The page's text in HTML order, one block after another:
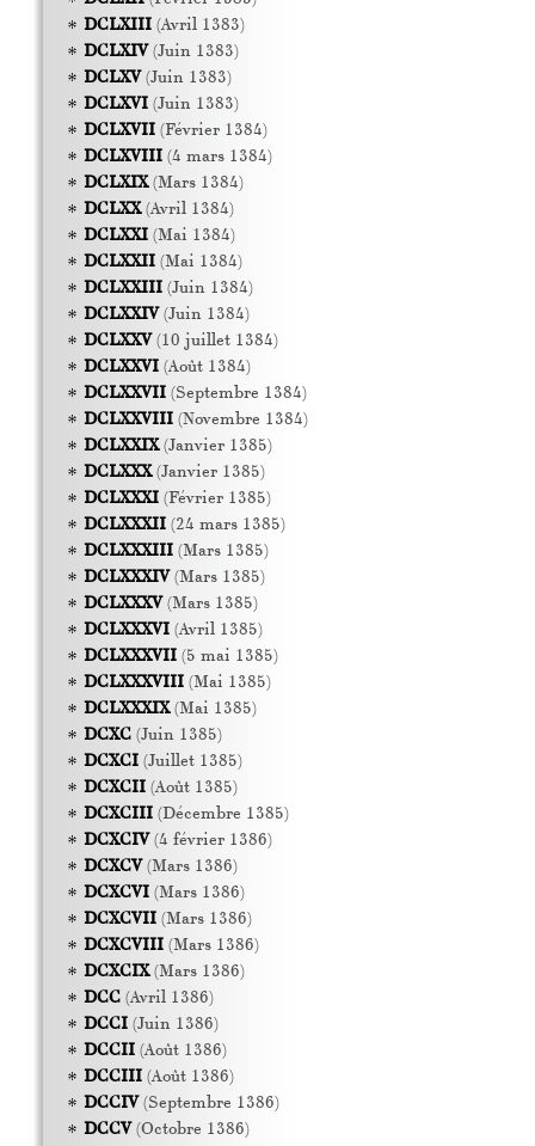
DCLXIII(Avril 1383)
DCLXIV(Juin 1383)
DCLXV(Juin 1383)
DCLXVI(Juin 1383)
DCLXVII(Février 1384)
DCLXVIII(4 mars 1384)
DCLXIX(Mars 1384)
DCLXX(Avril 1384)
DCLXXI(Mai 1384)
DCLXXII(Mai 1384)
DCLXXIII(Juin 1384)
DCLXXIV(Juin 1384)
DCLXXV(10 juillet 1384)
DCLXXVI(Août 1384)
DCLXXVII(Septembre 1384)
DCLXXVIII(Novembre 1384)
DCLXXIX(Janvier 1385)
DCLXXX(Janvier 1385)
DCLXXXI(Février 1385)
DCLXXXII(24 mars 1385)
DCLXXXIII(Mars 1385)
DCLXXXIV(Mars 1385)
DCLXXXV(Mars 1385)
DCLXXXVI(Avril 1385)
DCLXXXVII(5 mai 1385)
DCLXXXVIII(Mai 1385)
DCLXXXIX(Mai 1385)
DCXC(Juin 1385)
DCXCI(Juillet 1385)
DCXCII(Août 1385)
DCXCIII(Décembre 1385)
DCXCIV(4 février 1386)
DCXCV(Mars 1386)
DCXCVI(Mars 1386)
DCXCVII(Mars 1386)
DCXCVIII(Mars 1386)
DCXCIX(Mars 1386)
DCC(Avril 1386)
DCCI(Juin 1386)
DCCII(Août 1386)
DCCIII(Août 1386)
DCCIV(Septembre 1386)
DCCV(Octobre 1386)